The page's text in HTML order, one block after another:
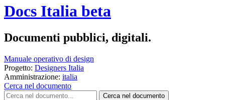
Docs Italia beta
Documenti pubblici, digitali.
Manuale operativo di design
Progetto: Designers Italia
Amministrazione: italia
Cerca nel documento
Cerca nel documento